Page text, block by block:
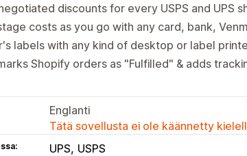
discounts for every USPS and UPS
costs as you go with any card, bank,
labels with any kind of desktop or label
Shopify orders as "Fulfilled" & adds
Englanti
Tätä sovellusta ei ole käännetty
UPS USPS